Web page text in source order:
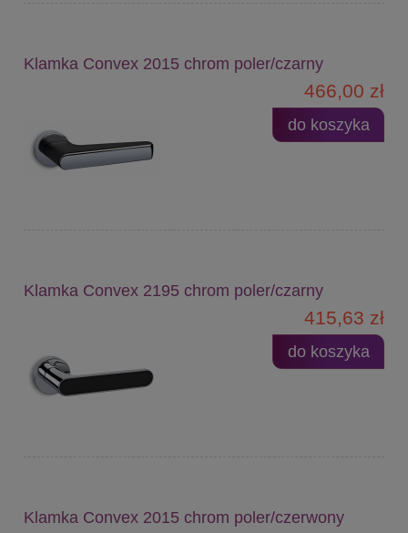
Klamka Convex 2015 chrom poler/czarny
466,00 zł
do koszyka
Klamka Convex 2195 chrom poler/czarny
415,63 zł
do koszyka
Klamka Convex 2015 chrom poler/czerwony